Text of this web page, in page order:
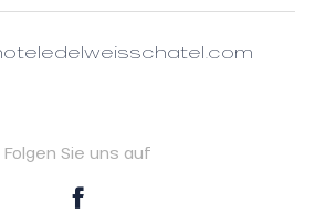
Folgen Sie uns auf